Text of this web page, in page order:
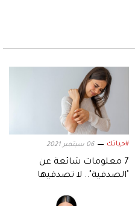
#حياتك 06 سبتمبر 2021
7 معلومات شائعة عن
"الصدفية".. لا تصدقيها